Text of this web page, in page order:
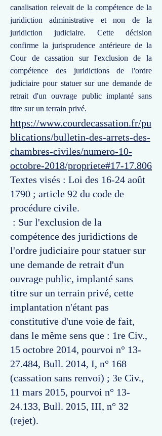
canalisation relevait de la compétence de la
juridiction administrative et non de la
juridiction judiciaire. Cette décision
confirme la jurisprudence antérieure de la
Cour de cassation sur l'exclusion de la
compétence des juridictions de l'ordre
judiciaire pour statuer sur une demande de
retrait d'un ouvrage public implanté sans
titre sur un terrain privé.
https://www.courdecassation.fr/pu
blications/bulletin-des-arrets-des-
chambres-civiles/numero-10-
octobre-2018/propriete#17-17.806
Textes visés : Loi des 16-24 août
1790 ; article 92 du code de
procédure civile.
: Sur l'exclusion de la
compétence des juridictions de
l'ordre judiciaire pour statuer sur
une demande de retrait d'un
ouvrage public, implanté sans
titre sur un terrain privé, cette
implantation n'étant pas
constitutive d'une voie de fait,
dans le même sens que : 1re Civ.,
15 octobre 2014, pourvoi n° 13-
27.484, Bull. 2014, I, n° 168
(cassation sans renvoi) ; 3e Civ.,
11 mars 2015, pourvoi n° 13-
24.133, Bull. 2015, III, n° 32
(rejet).